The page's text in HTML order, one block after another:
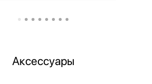
Аксессуары